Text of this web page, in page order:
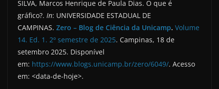
SILVA, Marcos Henrique de Paula Dias. O que é
gráfico?. In: UNIVERSIDADE ESTADUAL DE
CAMPINAS. Zero – Blog de Ciência da Unicamp. Volume
14. Ed. 1. 2º semestre de 2025. Campinas, 18 de
setembro 2025. Disponível
em: https://www.blogs.unicamp.br/zero/6049/. Acesso
em: <data-de-hoje>.